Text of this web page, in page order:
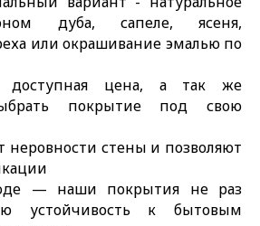
дуба, сапеле, ясеня,
или окрашивание эмалью по
цена, а так же
покрытие под свою
неровности стены и позволяют
— наши покрытия не раз
устойчивость к бытовым